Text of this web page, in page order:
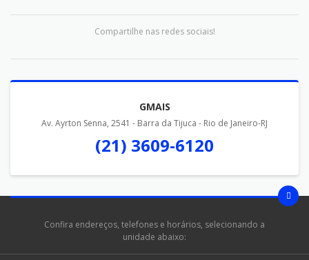
Compartilhe nas redes sociais!
GMAIS
Av. Ayrton Senna, 2541 - Barra da Tijuca - Rio de Janeiro-RJ
(21) 3609-6120
Confira endereços, telefones e horários, selecionando a
unidade abaixo: